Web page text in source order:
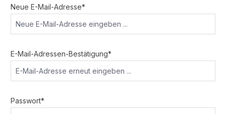
Neue E-Mail-Adresse*
E-Mail-Adressen-Bestätigung*
Passwort*